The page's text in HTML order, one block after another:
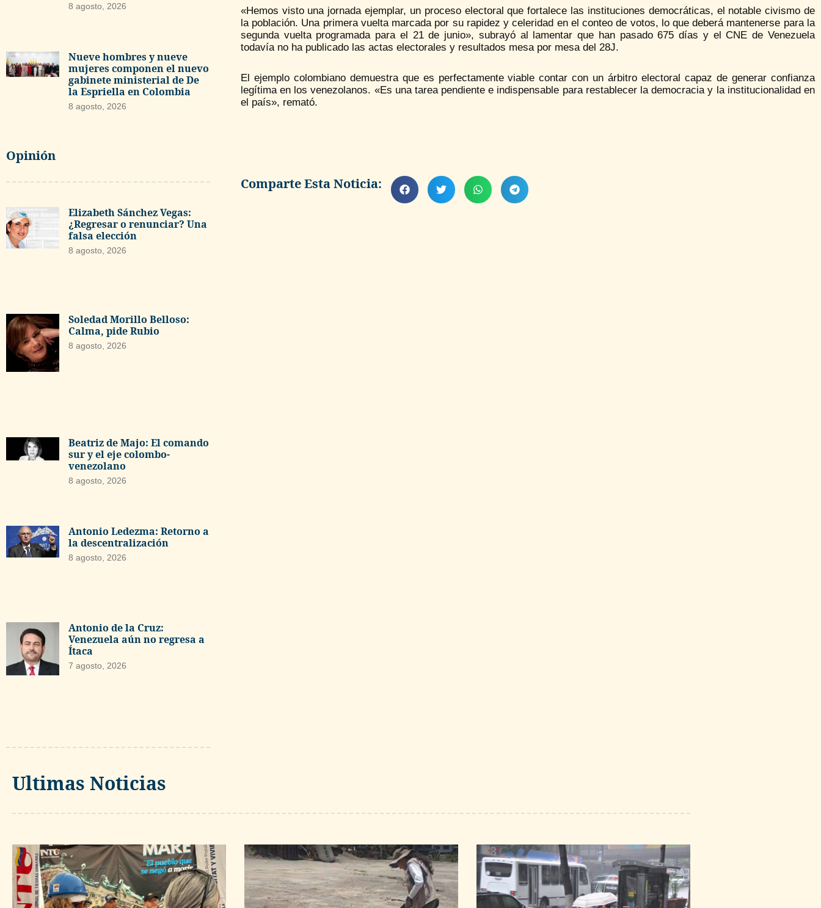
8 agosto, 2026
Nueve hombres y nueve
mujeres componen el nuevo
gabinete ministerial de De
la Espriella en Colombia
8 agosto, 2026
Opinión
Elizabeth Sánchez Vegas:
¿Regresar o renunciar? Una
falsa elección
8 agosto, 2026
Soledad Morillo Belloso:
Calma, pide Rubio
8 agosto, 2026
Beatriz de Majo: El comando
sur y el eje colombo-
venezolano
8 agosto, 2026
Antonio Ledezma: Retorno a
la descentralización
8 agosto, 2026
Antonio de la Cruz:
Venezuela aún no regresa a
Ítaca
7 agosto, 2026
«Hemos visto una jornada ejemplar, un proceso electoral que fortalece las instituciones democráticas, el notable civismo de
la población. Una primera vuelta marcada por su rapidez y celeridad en el conteo de votos, lo que deberá mantenerse para la
segunda vuelta programada para el 21 de junio», subrayó al lamentar que han pasado 675 días y el CNE de Venezuela
todavía no ha publicado las actas electorales y resultados mesa por mesa del 28J.
El ejemplo colombiano demuestra que es perfectamente viable contar con un árbitro electoral capaz de generar confianza
legítima en los venezolanos. «Es una tarea pendiente e indispensable para restablecer la democracia y la institucionalidad en
el país», remató.
Comparte Esta Noticia:
Ultimas Noticias